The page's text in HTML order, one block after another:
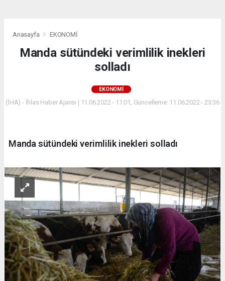
Anasayfa EKONOMİ
Manda sütündeki verimlilik inekleri
solladı
EKONOMİ
(İHA) - İhlas Haber Ajansı | 11.06.2022 - 11:01, Güncelleme: 11.06.2022 - 23:36
Manda sütündeki verimlilik inekleri solladı